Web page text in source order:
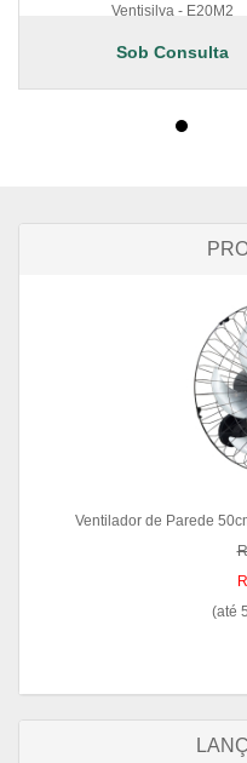
Ventisilva - E20M2
Sob Consulta
Ventilador de Parede
(até